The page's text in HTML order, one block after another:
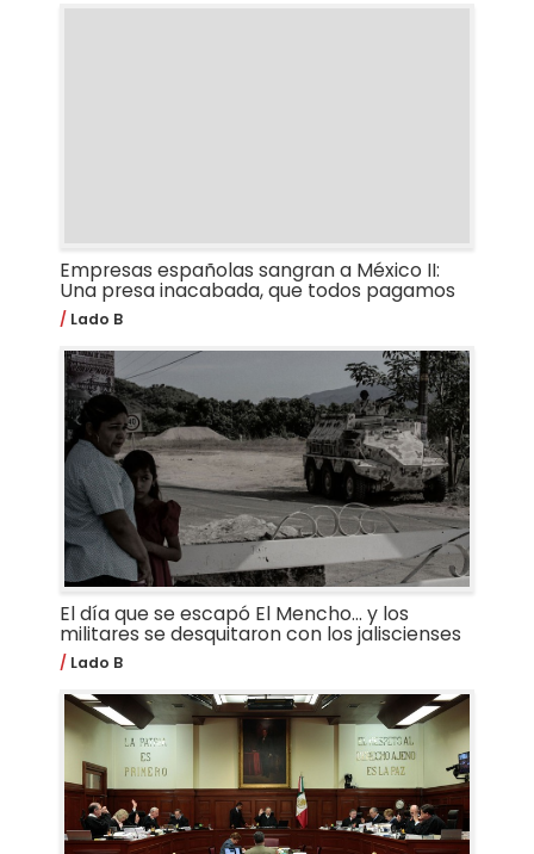
Empresas españolas sangran a México II:
Una presa inacabada, que todos pagamos
Lado B
El día que se escapó El Mencho… y los
militares se desquitaron con los jaliscienses
Lado B